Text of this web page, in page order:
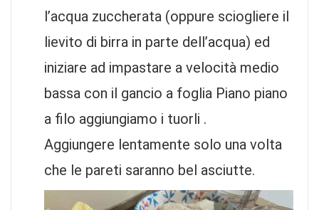
l’acqua zuccherata (oppure sciogliere il
lievito di birra in parte dell’acqua) ed
iniziare ad impastare a velocità medio
bassa con il gancio a foglia Piano piano
a filo aggiungiamo i tuorli .
Aggiungere lentamente solo una volta
che le pareti saranno bel asciutte.